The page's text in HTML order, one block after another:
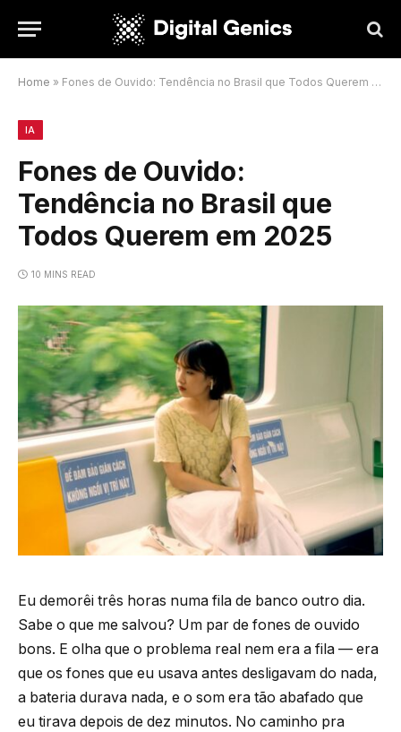
Home » Fones de Ouvido: Tendência no Brasil que Todos Querem em 2025
IA
Fones de Ouvido:
Tendência no Brasil que
Todos Querem em 2025
10 MINS READ
Eu demorêi três horas numa fila de banco outro dia.
Sabe o que me salvou? Um par de fones de ouvido
bons. E olha que o problema real nem era a fila — era
que os fones que eu usava antes desligavam do nada,
a bateria durava nada, e o som era tão abafado que
eu tirava depois de dez minutos. No caminho pra